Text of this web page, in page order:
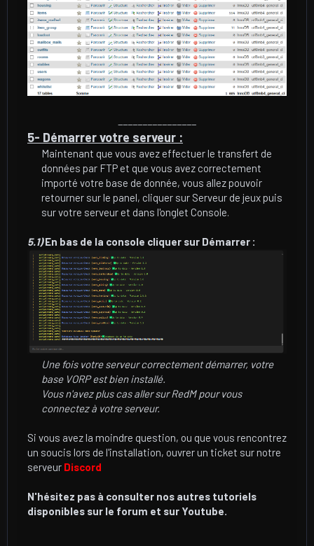
5- Démarrer votre serveur :
Maintenant que vous avez effectuer le transfert de
données par FTP et que vous avez correctement
importé votre base de donnée, vous allez pouvoir
retourner sur le panel, cliquer sur Serveur de jeux puis
sur votre serveur et dans l'onglet Console.​
5.1)En bas de la console cliquer sur Démarrer :
Une fois votre serveur correctement démarrer, votre
base VORP est bien installé.
Vous n'avez plus cas aller sur RedM pour vous
connectez à votre serveur.
Si vous avez la moindre question, ou que vous rencontrez
un soucis lors de l'installation, ouvrer un ticket sur notre
serveur Discord
N'hésitez pas à consulter nos autres tutoriels
disponibles sur le forum et sur Youtube.